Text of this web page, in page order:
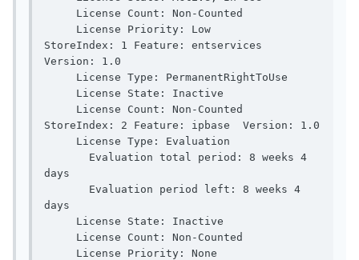
StoreIndex: 1 Feature: entservices
Version: 1.0
StoreIndex: 2 Feature: ipbase  Version: 1.0
days
days